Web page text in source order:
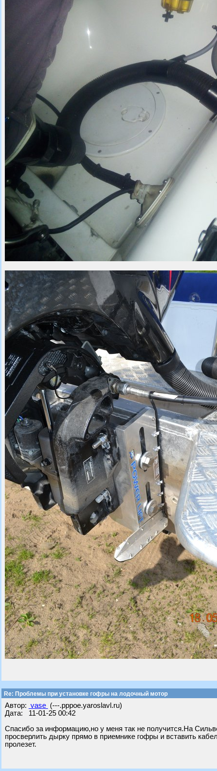
Re: Проблемы при установке гофры на лодочный мотор
Автор: vase (---.pppoe.yaroslavl.ru)
Дата: 11-01-25 00:42
Спасибо за информацию,но у меня так не получится.На
просверлить дырку прямо в приемнике гофры и вставить
пролезет.